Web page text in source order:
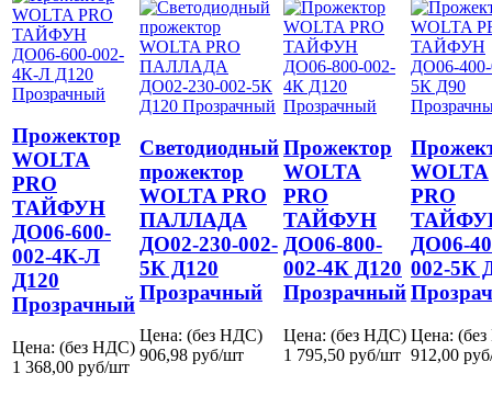
Прожектор
WOLTA
PRO
ТАЙФУН
ДО06-600-
002-4К-Л
Д120
Прозрачный
Цена: (без НДС)
1 368,00 руб/шт
Светодиодный
прожектор
WOLTA PRO
ПАЛЛАДА
ДО02-230-002-
5К Д120
Прозрачный
Цена: (без НДС)
906,98 руб/шт
Прожектор
WOLTA
PRO
ТАЙФУН
ДО06-800-
002-4К Д120
Прозрачный
Цена: (без НДС)
1 795,50 руб/шт
WOLTA
PRO
ДО06-
002-5К
Цена:
912,00